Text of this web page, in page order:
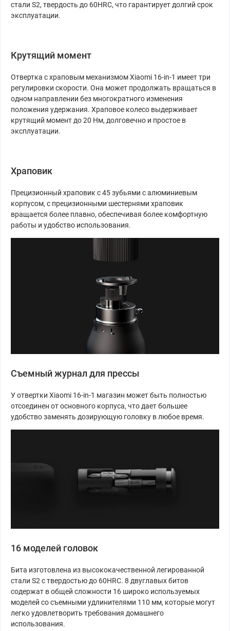
стали S2, твердость до 60HRC, что гарантирует долгий срок
эксплуатации.
Крутящий момент
Отвертка с храповым механизмом Xiaomi 16-in-1 имеет три
регулировки скорости. Она может продолжать вращаться в
одном направлении без многократного изменения
положения удержания. Храповое колесо выдерживает
крутящий момент до 20 Нм, долговечно и простое в
эксплуатации.
Храповик
Прецизионный храповик с 45 зубьями с алюминиевым
корпусом, с прецизионными шестернями храповик
вращается более плавно, обеспечивая более комфортную
работы и удобство использования.
Съемный журнал для прессы
У отвертки Xiaomi 16-in-1 магазин может быть полностью
отсоединен от основного корпуса, что дает большее
удобство заменять дозирующую головку в любое время.
16 моделей головок
Бита изготовлена из высококачественной легированной
стали S2 с твердостью до 60HRC. 8 двуглавых битов
содержат в общей сложности 16 широко используемых
моделей со съемными удлинителями 110 мм, которые могут
легко удовлетворить требования домашнего
использования.